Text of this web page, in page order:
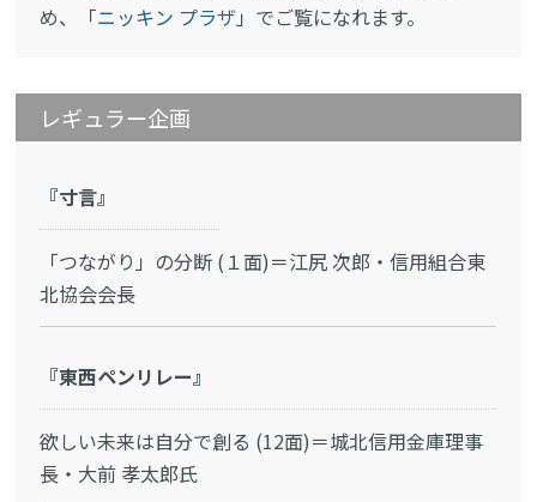
め、「ニッキン プラザ 」でご覧になれます。
レギュラー企画
『寸言』
「つながり」の分断 (１面)＝江尻 次郎・信用組合東
北協会会長
『東西ペンリレー』
欲しい未来は自分で創る (12面)＝城北信用金庫理事
長・大前 孝太郎氏